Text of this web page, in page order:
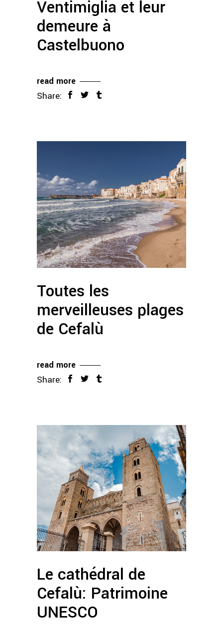
Ventimiglia et leur
demeure à
Castelbuono
read more
Share:
Toutes les
merveilleuses plages
de Cefalù
read more
Share:
Le cathédral de
Cefalù: Patrimoine
UNESCO